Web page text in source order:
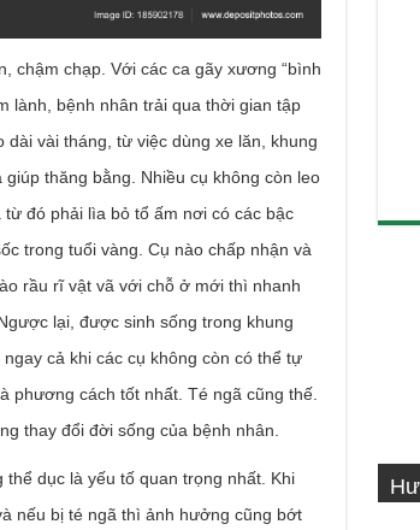
chạp. Với các ca gãy xương “bình
lành, bệnh nhân trải qua thời gian tập
vài tháng, từ việc dùng xe lăn, khung
thăng bằng. Nhiều cụ không còn leo
đó phải lìa bỏ tổ ấm nơi có các bậc
trong tuổi vàng. Cụ nào chấp nhận và
rầu rĩ vật vã với chỗ ở mới thì nhanh
lại, được sinh sống trong khung
cả khi các cụ không còn có thể tự
phương cách tốt nhất. Té ngã cũng thế.
thay đổi đời sống của bệnh nhân.
dục là yếu tố quan trọng nhất. Khi
nếu bị té ngã thì ảnh hưởng cũng bớt